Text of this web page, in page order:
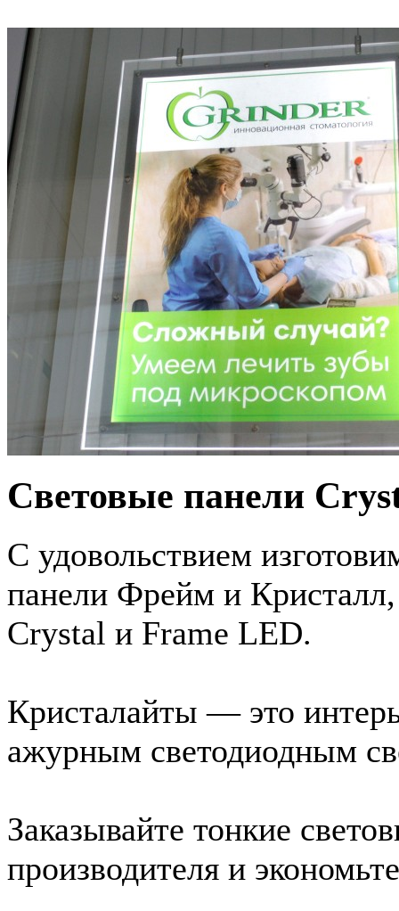
Cветовые панели
С удовольствием
панели Фрейм и
Crystal и Frame LED.
Кристалайты — это
ажурным светодиодным
Заказывайте тонкие
производителя и